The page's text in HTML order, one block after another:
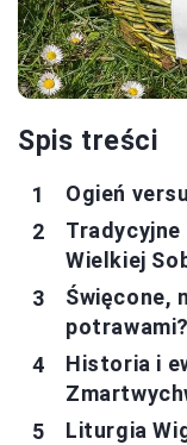
Spis treści
Ogień
Wielkiej
Święcone,
potrawami?
Historia i
Liturgia